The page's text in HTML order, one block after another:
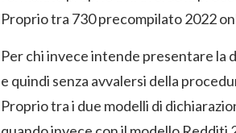
Proprio tra 730 precompilato 2022
Per chi invece intende presentare la
e quindi senza avvalersi della
Proprio tra i due modelli di